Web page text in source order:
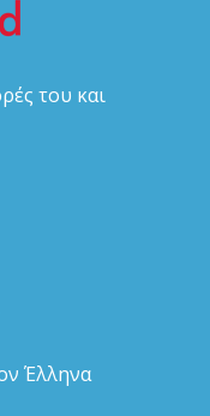
του και
Έλληνα